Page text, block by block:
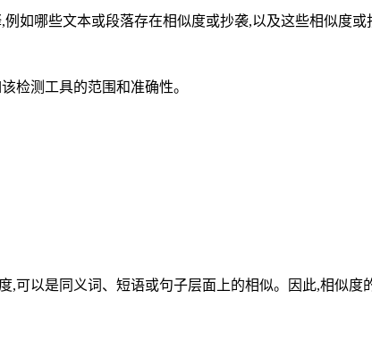
如哪些文本或段落存在相似度或抄袭,以及这些相似度或
检测工具的范围和准确性。
,可以是同义词、短语或句子层面上的相似。因此,相似